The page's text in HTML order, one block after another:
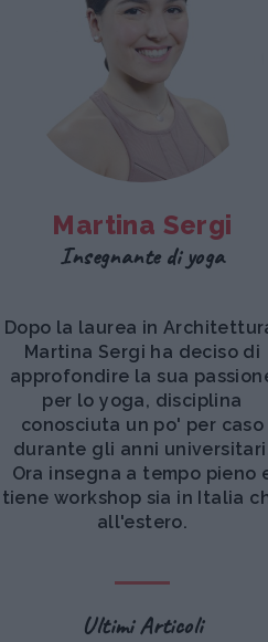
Martina Sergi
Insegnante di yoga
Dopo la laurea in
Martina Sergi ha deciso di
approfondire la sua
per lo yoga, disciplina
conosciuta un po' per caso
durante gli anni
Ora insegna a tempo pieno
tiene workshop sia in Italia
all'estero.
Ultimi Articoli